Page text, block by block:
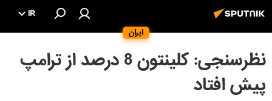
ایران
IR
نظرسنجی: کلینتون 8 درصد از ترامپ
پیش افتاد